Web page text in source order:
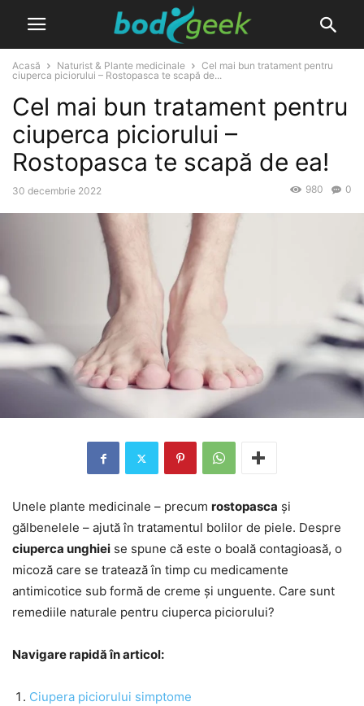
Acasă Naturist & Plante medicinale
Cel mai bun tratament pentru
ciuperca piciorului – Rostopasca te scapă de...
Cel mai bun tratament pentru
ciuperca piciorului –
Rostopasca te scapă de ea!
30 decembrie 2022 0
980
Unele plante medicinale – precum rostopasca și
gălbenelele – ajută în tratamentul bolilor de piele. Despre
ciuperca unghiei se spune că este o boală contagioasă, o
micoză care se tratează în timp cu medicamente
antimicotice sub formă de creme și unguente. Care sunt
remediile naturale pentru ciuperca piciorului?
Navigare rapidă în articol:
Ciupera piciorului simptome